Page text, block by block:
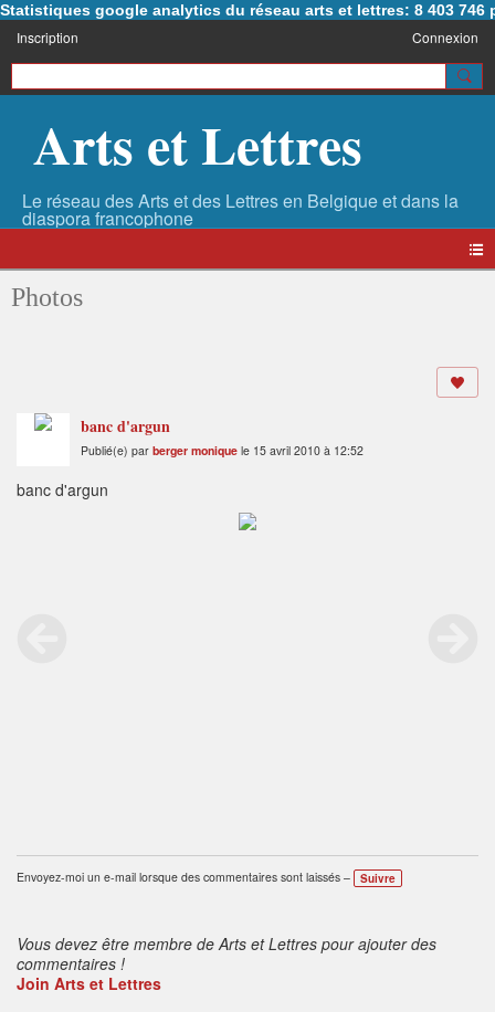
Statistiques google analytics du réseau arts et lettres: 8 403 746
Inscription Connexion
Arts et Lettres
Photos
banc d'argun
Publié(e) par berger monique le 15 avril 2010 à 12:52
banc d'argun
Envoyez-moi un e-mail lorsque des commentaires sont laissés – Suivre
Vous devez être membre de Arts et Lettres pour ajouter des
commentaires !
Join Arts et Lettres